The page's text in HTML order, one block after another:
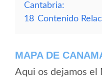
Cantabria:
18 Contenido
MAPA DE
Aqui os dejamos el